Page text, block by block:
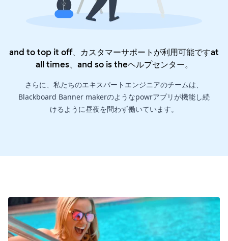
and to top it off、カスタマーサポートが利用可能ですat
all times、and so is theヘルプセンター。
さらに、私たちのエキスパートエンジニアのチームは、
Blackboard Banner makerのようなpowrアプリが機能し続
けるように昼夜を問わず働いています。